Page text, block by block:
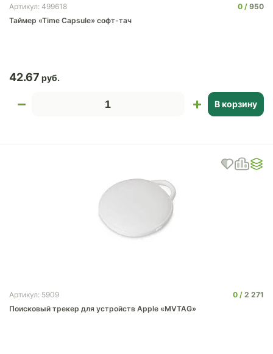
Артикул: 499618 0
950
Таймер «Time Capsule» софт-тач
42.67
В корзину
Артикул: 5909 0
2 271
Поисковый трекер для устройств Apple «MVTAG»